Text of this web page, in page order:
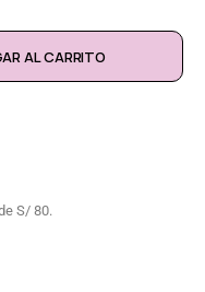
AL CARRITO
S/ 80.